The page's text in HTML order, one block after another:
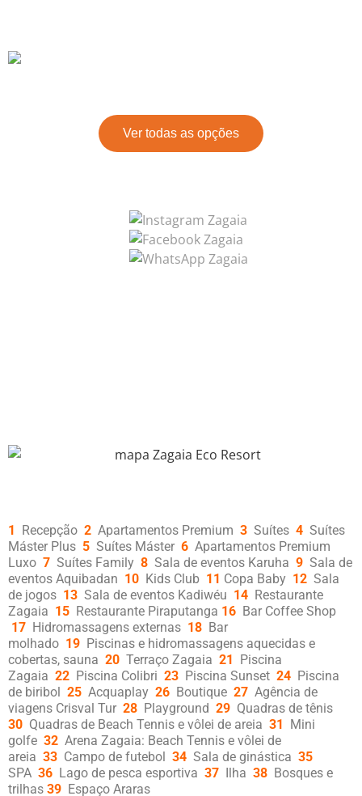
Ver todas as opções
1 Recepção 2 Apartamentos Premium 3 Suítes 4 Suítes
Máster Plus 5 Suítes Máster 6 Apartamentos Premium
Luxo 7 Suítes Family 8 Sala de eventos Karuha 9 Sala de
eventos Aquibadan 10 Kids Club 11 Copa Baby 12 Sala
de jogos 13 Sala de eventos Kadiwéu 14 Restaurante
Zagaia 15 Restaurante Piraputanga 16 Bar Coffee Shop
17 Hidromassagens externas 18 Bar
molhado 19 Piscinas e hidromassagens aquecidas e
cobertas, sauna 20 Terraço Zagaia 21 Piscina
Zagaia 22 Piscina Colibri 23 Piscina Sunset 24 Piscina
de biribol 25 Acquaplay 26 Boutique 27 Agência de
viagens Crisval Tur 28 Playground 29 Quadras de tênis
30 Quadras de Beach Tennis e vôlei de areia 31 Mini
golfe 32 Arena Zagaia: Beach Tennis e vôlei de
areia 33 Campo de futebol 34 Sala de ginástica 35
SPA 36 Lago de pesca esportiva 37 Ilha 38 Bosques e
trilhas 39 Espaço Araras